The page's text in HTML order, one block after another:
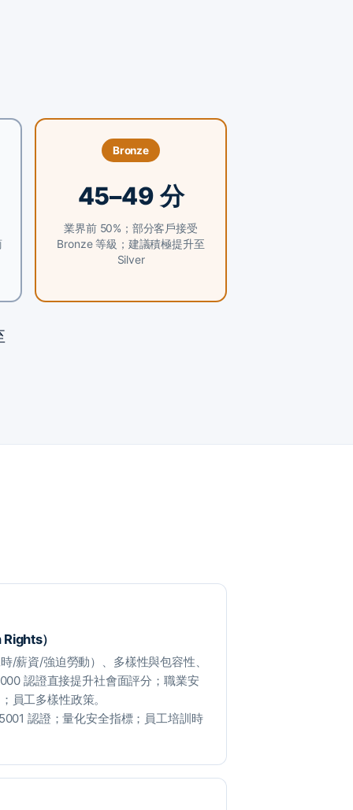
Bronze
45–49 分
業界前 50%；部分客戶接受
Bronze 等級；建議積極提升至
Silver
）
/薪資/強迫勞動）、多樣性與包容性、
認證直接提升社會面評分；職業安
員工多樣性政策。
認證；量化安全指標；員工培訓時